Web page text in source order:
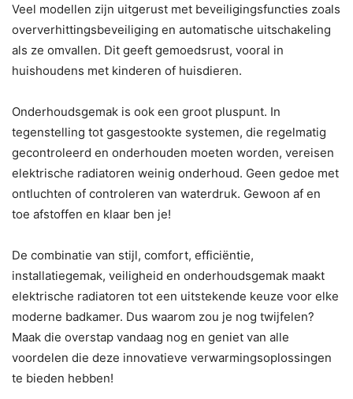
Veel modellen zijn uitgerust met beveiligingsfuncties zoals
oververhittingsbeveiliging en automatische uitschakeling
als ze omvallen. Dit geeft gemoedsrust, vooral in
huishoudens met kinderen of huisdieren.
Onderhoudsgemak is ook een groot pluspunt. In
tegenstelling tot gasgestookte systemen, die regelmatig
gecontroleerd en onderhouden moeten worden, vereisen
elektrische radiatoren weinig onderhoud. Geen gedoe met
ontluchten of controleren van waterdruk. Gewoon af en
toe afstoffen en klaar ben je!
De combinatie van stijl, comfort, efficiëntie,
installatiegemak, veiligheid en onderhoudsgemak maakt
elektrische radiatoren tot een uitstekende keuze voor elke
moderne badkamer. Dus waarom zou je nog twijfelen?
Maak die overstap vandaag nog en geniet van alle
voordelen die deze innovatieve verwarmingsoplossingen
te bieden hebben!